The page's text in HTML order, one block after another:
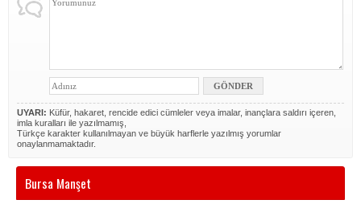
UYARI: Küfür, hakaret, rencide edici cümleler veya imalar, inançlara saldırı içeren,
imla kuralları ile yazılmamış,
Türkçe karakter kullanılmayan ve büyük harflerle yazılmış yorumlar
onaylanmamaktadır.
Bursa Manşet